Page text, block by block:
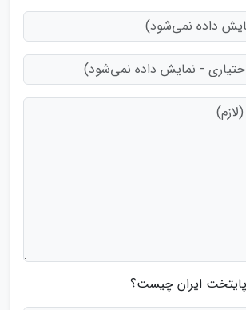
پایتخت ایران چیست؟